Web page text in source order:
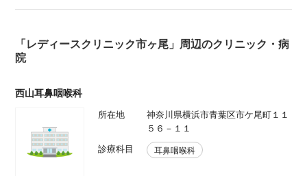
「レディースクリニック市ヶ尾」周辺のクリニック・病
院
西山耳鼻咽喉科
所在地
神奈川県横浜市青葉区市ケ尾町１１
５６－１１
診療科目
耳鼻咽喉科